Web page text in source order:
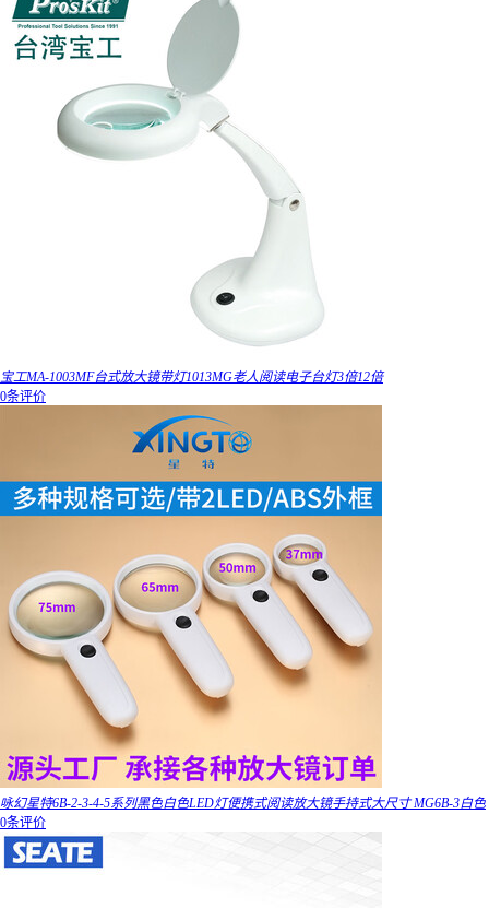
宝工MA-1003MF台式放大镜带灯1013MG老人阅读电子台灯3倍12倍
0条评价
咏幻星特6B-2-3-4-5系列黑色白色LED灯便携式阅读放大镜手持式大尺寸 MG6B-3白色
0条评价